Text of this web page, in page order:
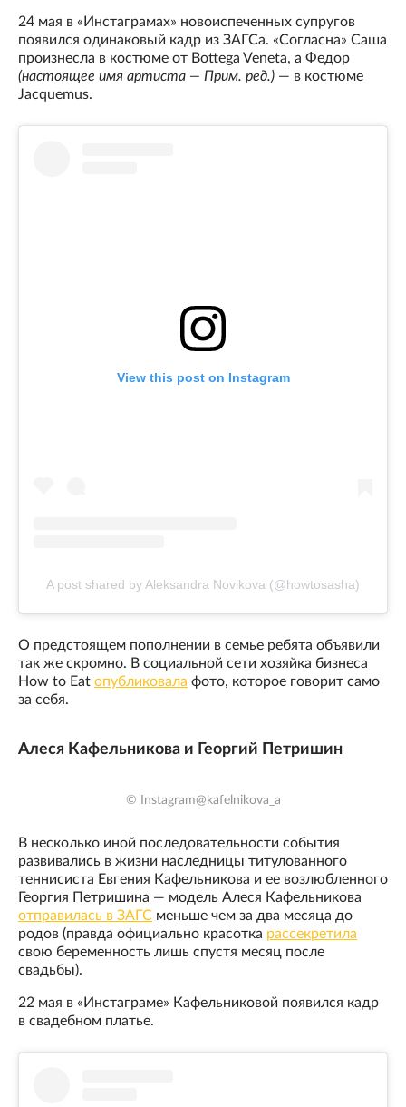
24 мая в «Инстаграмах» новоиспеченных супругов
появился одинаковый кадр из ЗАГСа. «Согласна» Саша
произнесла в костюме от Bottega Veneta, а Федор
(настоящее имя артиста — Прим. ред.) — в костюме
Jacquemus.
View this post on Instagram
A post shared by Aleksandra Novikova (@howtosasha)
О предстоящем пополнении в семье ребята объявили
так же скромно. В социальной сети хозяйка бизнеса
How to Eat опубликовала фото, которое говорит само
за себя.
Алеся Кафельникова и Георгий Петришин
© Instagram@kafelnikova_a
В несколько иной последовательности события
развивались в жизни наследницы титулованного
теннисиста Евгения Кафельникова и ее возлюбленного
Георгия Петришина — модель Алеся Кафельникова
отправилась в ЗАГС меньше чем за два месяца до
родов (правда официально красотка рассекретила
свою беременность лишь спустя месяц после
свадьбы).
22 мая в «Инстаграме» Кафельниковой появился кадр
в свадебном платье.